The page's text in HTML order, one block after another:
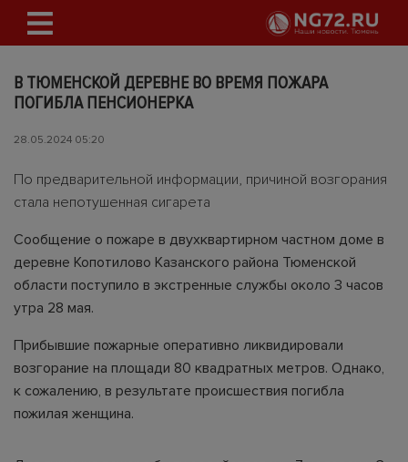
В ТЮМЕНСКОЙ ДЕРЕВНЕ ВО ВРЕМЯ ПОЖАРА
ПОГИБЛА ПЕНСИОНЕРКА
28.05.2024 05:20
По предварительной информации, причиной возгорания
стала непотушенная сигарета
Сообщение о пожаре в двухквартирном частном доме в
деревне Копотилово Казанского района Тюменской
области поступило в экстренные службы около 3 часов
утра 28 мая.
Прибывшие пожарные оперативно ликвидировали
возгорание на площади 80 квадратных метров. Однако,
к сожалению, в результате происшествия погибла
пожилая женщина.